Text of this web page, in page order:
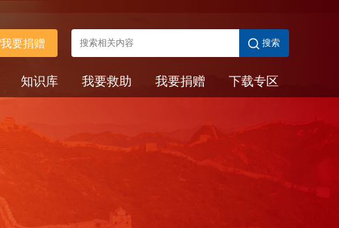
我要捐赠 搜索
知识库 我要救助 我要捐赠 下载专区